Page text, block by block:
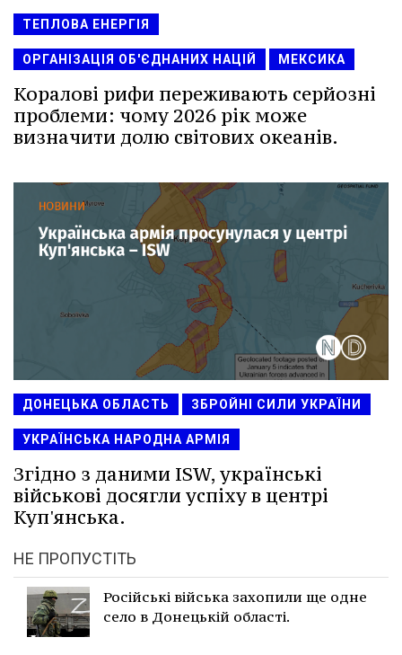
ТЕПЛОВА ЕНЕРГІЯ
ОРГАНІЗАЦІЯ ОБ'ЄДНАНИХ НАЦІЙ МЕКСИКА
Коралові рифи переживають серйозні
проблеми: чому 2026 рік може
визначити долю світових океанів.
ДОНЕЦЬКА ОБЛАСТЬ ЗБРОЙНІ СИЛИ УКРАЇНИ
УКРАЇНСЬКА НАРОДНА АРМІЯ
Згідно з даними ISW, українські
військові досягли успіху в центрі
Куп'янська.
НЕ ПРОПУСТІТЬ
Російські війська захопили ще одне
село в Донецькій області.